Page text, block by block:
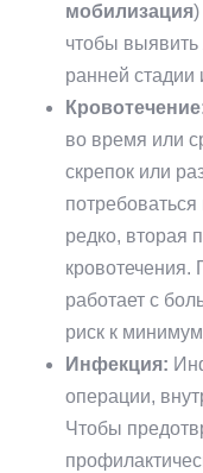
мобилизация)
чтобы
ранней
во время или
скрепок или
редко, вторая
работает с
риск к
Инфекция:
операции,
Чтобы